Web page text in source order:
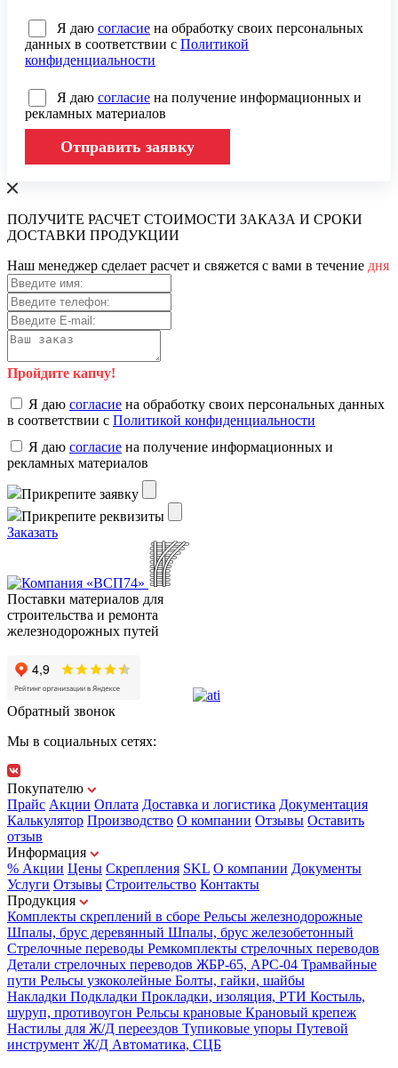
Я даю согласие на обработку своих персональных
данных в соответствии с Политикой
конфиденциальности
Я даю согласие на получение информационных и
рекламных материалов
Отправить заявку
ПОЛУЧИТЕ РАСЧЕТ СТОИМОСТИ ЗАКАЗА И СРОКИ
ДОСТАВКИ ПРОДУКЦИИ
Наш менеджер сделает расчет и свяжется с вами в течение дня
Пройдите капчу!
Я даю согласие на обработку своих персональных данных
в соответствии с Политикой конфиденциальности
Я даю согласие на получение информационных и
рекламных материалов
Прикрепите заявку
Прикрепите реквизиты
Заказать
Поставки материалов для
строительства и ремонта
железнодорожных путей
Обратный звонок
Мы в социальных сетях:
Покупателю
Прайс Акции Оплата Доставка и логистика Документация
Калькулятор Производство О компании Отзывы Оставить
отзыв
Информация
% Акции Цены Скрепления SKL О компании Документы
Услуги Отзывы Строительство Контакты
Продукция
Комплекты скреплений в сборе Рельсы железнодорожные
Шпалы, брус деревянный Шпалы, брус железобетонный
Стрелочные переводы Ремкомплекты стрелочных переводов
Детали стрелочных переводов ЖБР-65, АРС-04 Трамвайные
пути Рельсы узкоколейные Болты, гайки, шайбы
Накладки Подкладки Прокладки, изоляция, РТИ Костыль,
шуруп, противоугон Рельсы крановые Крановый крепеж
Настилы для Ж/Д переездов Тупиковые упоры Путевой
инструмент Ж/Д Автоматика, СЦБ